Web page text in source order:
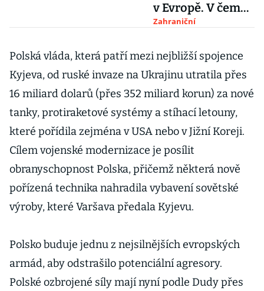
v Evropě. V čem
létají piloti
armád
Zahraniční
Polská vláda, která patří mezi nejbližší spojence
Kyjeva, od ruské invaze na Ukrajinu utratila přes
16 miliard dolarů (přes 352 miliard korun) za nové
tanky, protiraketové systémy a stíhací letouny,
které pořídila zejména v USA nebo v Jižní Koreji.
Cílem vojenské modernizace je posílit
obranyschopnost Polska, přičemž některá nově
pořízená technika nahradila vybavení sovětské
výroby, které Varšava předala Kyjevu.
Polsko buduje jednu z nejsilnějších evropských
armád, aby odstrašilo potenciální agresory.
Polské ozbrojené síly mají nyní podle Dudy přes